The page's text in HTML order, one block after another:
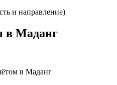
и направление)
в Маданг
в Маданг